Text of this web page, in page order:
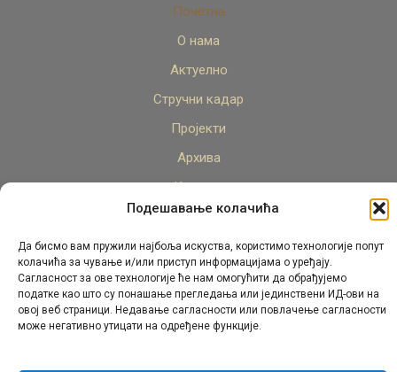
Подешавање колачића
Да бисмо вам пружили најбоља искуства, користимо технологије попут
колачића за чување и/или приступ информацијама о уређају.
Сагласност за ове технологије ће нам омогућити да обрађујемо
податке као што су понашање прегледања или јединствени ИД-ови на
овој веб страници. Недавање сагласности или повлачење сагласности
може негативно утицати на одређене функције.
Почетна
О нама
Актуелно
Стручни кадар
Пројекти
Архива
Контакт
© Републички педагошки завод Републике Српске.